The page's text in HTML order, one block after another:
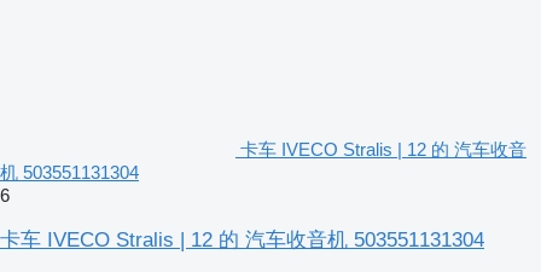
卡车 IVECO Stralis | 12 的 汽车收音
机 503551131304
6
卡车 IVECO Stralis | 12 的 汽车收音机 503551131304